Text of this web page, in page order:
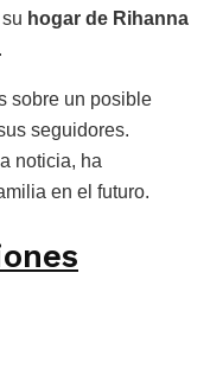
hogar de Rihanna
sobre un posible
seguidores.
noticia, ha
en el futuro.